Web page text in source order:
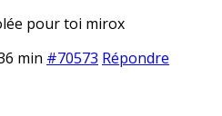
pour toi mirox
min #70573 Répondre